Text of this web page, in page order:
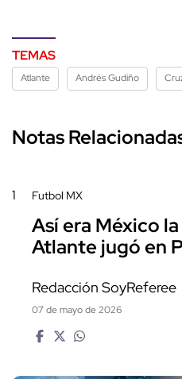
TEMAS
Atlante Andrés Gudiño
Notas
1 Futbol MX
Así era México
Atlante jugó en
Redacción SoyReferee
07 de mayo de 2026